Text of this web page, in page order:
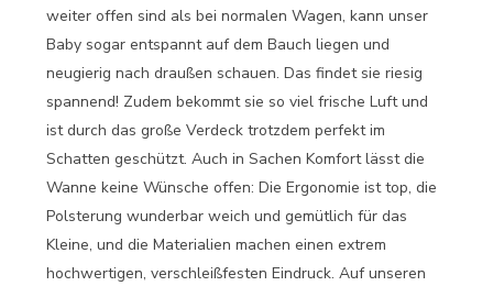
weiter offen sind als bei normalen Wagen, kann unser
Baby sogar entspannt auf dem Bauch liegen und
neugierig nach draußen schauen. Das findet sie riesig
spannend! Zudem bekommt sie so viel frische Luft und
ist durch das große Verdeck trotzdem perfekt im
Schatten geschützt. Auch in Sachen Komfort lässt die
Wanne keine Wünsche offen: Die Ergonomie ist top, die
Polsterung wunderbar weich und gemütlich für das
Kleine, und die Materialien machen einen extrem
hochwertigen, verschleißfesten Eindruck. Auf unseren